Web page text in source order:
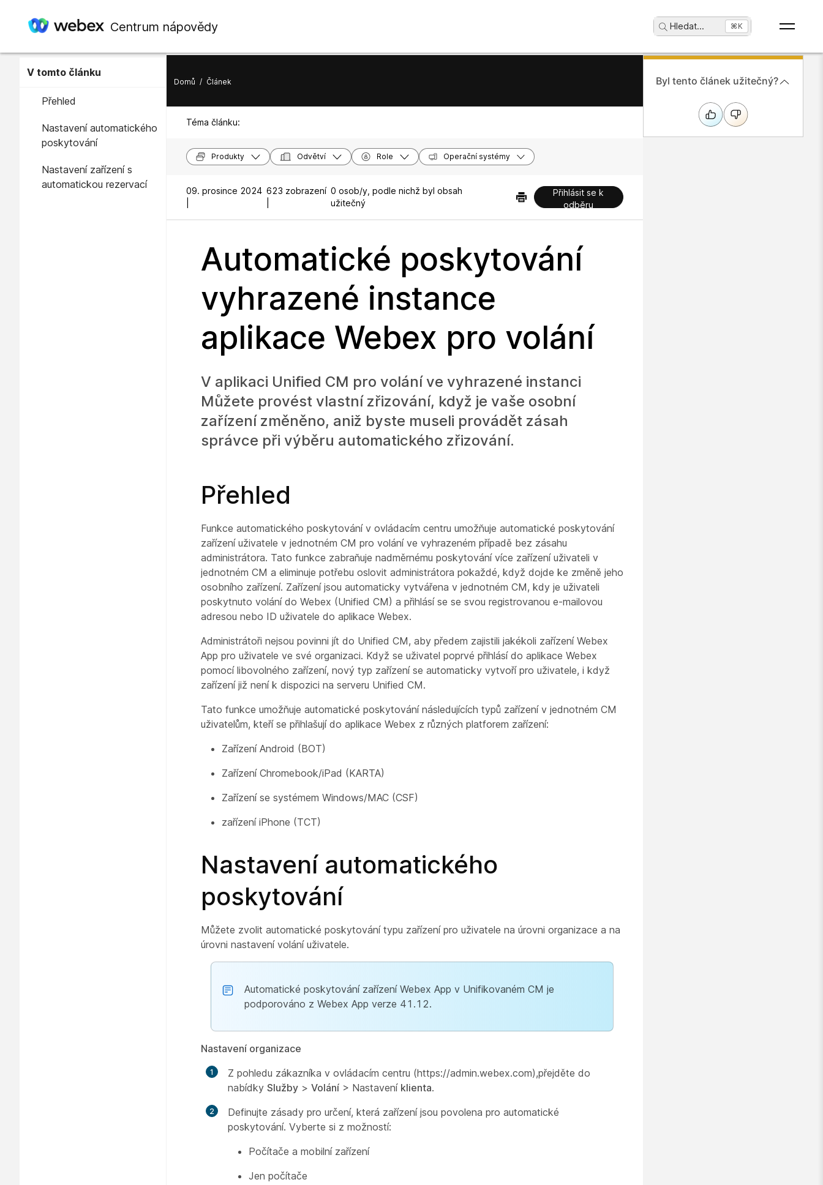
Centrum nápovědy Hledat... ⌘K
V tomto článku
Přehled
Nastavení automatického
poskytování
Nastavení zařízení s
automatickou rezervací
Domů / Článek
Téma článku:
Produkty Odvětví Role Operační systémy
09. prosince 2024 623 zobrazení 0 osob/y, podle nichž byl obsah
užitečný
Přihlásit se k
odběru
Automatické poskytování
vyhrazené instance
aplikace Webex pro volání
V aplikaci Unified CM pro volání ve vyhrazené instanci
Můžete provést vlastní zřizování, když je vaše osobní
zařízení změněno, aniž byste museli provádět zásah
správce při výběru automatického zřizování.
Přehled
Funkce automatického poskytování v ovládacím centru umožňuje automatické poskytování
zařízení uživatele v jednotném CM pro volání ve vyhrazeném případě bez zásahu
administrátora. Tato funkce zabraňuje nadměrnému poskytování více zařízení uživateli v
jednotném CM a eliminuje potřebu oslovit administrátora pokaždé, když dojde ke změně jeho
osobního zařízení. Zařízení jsou automaticky vytvářena v jednotném CM, kdy je uživateli
poskytnuto volání do Webex (Unified CM) a přihlásí se se svou registrovanou e-mailovou
adresou nebo ID uživatele do aplikace Webex.
Administrátoři nejsou povinni jít do Unified CM, aby předem zajistili jakékoli zařízení Webex
App pro uživatele ve své organizaci. Když se uživatel poprvé přihlásí do aplikace Webex
pomocí libovolného zařízení, nový typ zařízení se automaticky vytvoří pro uživatele, i když
zařízení již není k dispozici na serveru Unified CM.
Tato funkce umožňuje automatické poskytování následujících typů zařízení v jednotném CM
uživatelům, kteří se přihlašují do aplikace Webex z různých platforem zařízení:
Zařízení Android (BOT)
Zařízení Chromebook/iPad (KARTA)
Zařízení se systémem Windows/MAC (CSF)
zařízení iPhone (TCT)
Nastavení automatického
poskytování
Můžete zvolit automatické poskytování typu zařízení pro uživatele na úrovni organizace a na
úrovni nastavení volání uživatele.
Automatické poskytování zařízení Webex App v Unifikovaném CM je
podporováno z Webex App verze 41.12.
Nastavení organizace
Z pohledu zákazníka v ovládacím centru (https://admin.webex.com),přejděte do
nabídky Služby > Volání > Nastavení klienta.
Definujte zásady pro určení, která zařízení jsou povolena pro automatické
poskytování. Vyberte si z možností:
Počítače a mobilní zařízení
Jen počítače
Byl tento článek užitečný?